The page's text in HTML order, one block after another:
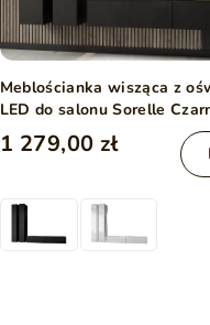
Meblościanka wisząca z
LED do salonu Sorelle
1 279,00 zł